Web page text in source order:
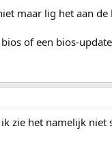
maar lig het aan de
of een bios-
zie het namelijk niet